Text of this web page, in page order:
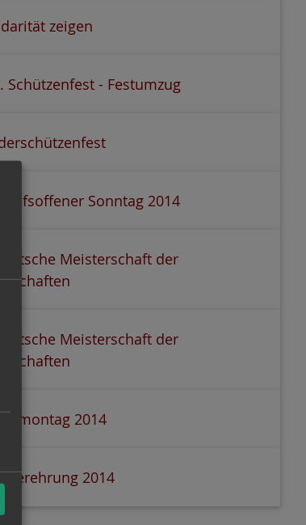
zeigen
Schützenfest - Festumzug
Sonntag 2014
Meisterschaft der
Meisterschaft der
2014
2014